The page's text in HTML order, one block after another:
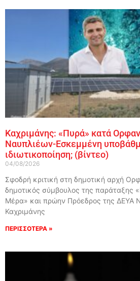
Καχριμάνης: «Πυρά» κατά
Ναυπλιέων-Εσκεμμένη
ιδιωτικοποίηση; (βίντεο)
04/08/2026
Σφοδρή κριτική στη δημοτική αρχή
δημοτικός σύμβουλος της παράταξης
Μέρα» και πρώην Πρόεδρος της ΔΕΥΑ
Καχριμάνης
ΠΕΡΙΣΣΟΤΕΡΑ »